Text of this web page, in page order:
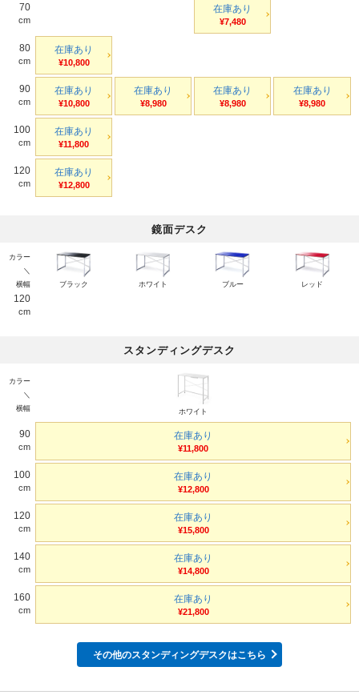
70
cm
在庫あり
¥7,480
80
cm
在庫あり
¥10,800
90
cm
在庫あり
¥10,800
在庫あり
¥8,980
在庫あり
¥8,980
在庫あり
¥8,980
100
cm
在庫あり
¥11,800
120
cm
在庫あり
¥12,800
鏡面デスク
カラー
＼
横幅
ブラック ホワイト ブルー レッド
120
cm
スタンディングデスク
カラー
＼
横幅
ホワイト
90
cm
在庫あり
¥11,800
100
cm
在庫あり
¥12,800
120
cm
在庫あり
¥15,800
140
cm
在庫あり
¥14,800
160
cm
在庫あり
¥21,800
その他のスタンディングデスクはこちら